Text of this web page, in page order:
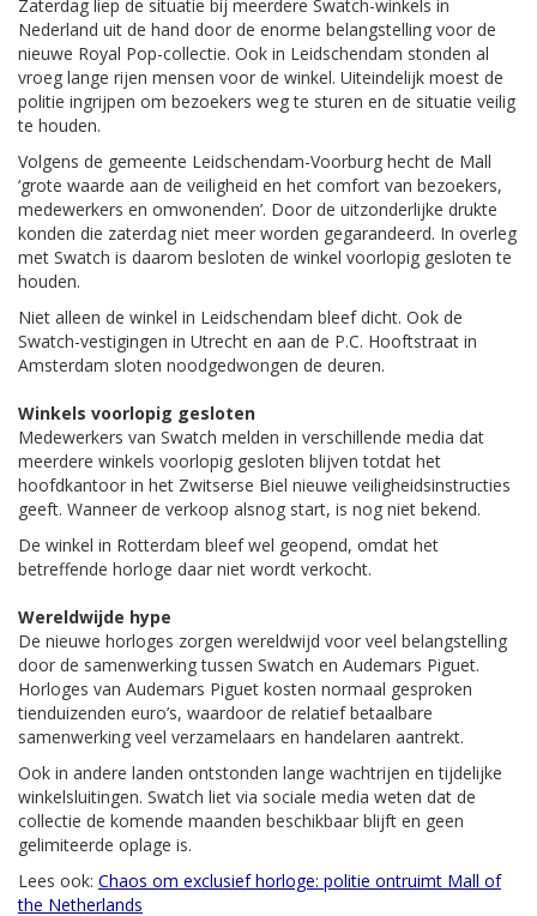
Zaterdag liep de situatie bij meerdere Swatch-winkels in
Nederland uit de hand door de enorme belangstelling voor de
nieuwe Royal Pop-collectie. Ook in Leidschendam stonden al
vroeg lange rijen mensen voor de winkel. Uiteindelijk moest de
politie ingrijpen om bezoekers weg te sturen en de situatie veilig
te houden.
Volgens de gemeente Leidschendam-Voorburg hecht de Mall
‘grote waarde aan de veiligheid en het comfort van bezoekers,
medewerkers en omwonenden’. Door de uitzonderlijke drukte
konden die zaterdag niet meer worden gegarandeerd. In overleg
met Swatch is daarom besloten de winkel voorlopig gesloten te
houden.
Niet alleen de winkel in Leidschendam bleef dicht. Ook de
Swatch-vestigingen in Utrecht en aan de P.C. Hooftstraat in
Amsterdam sloten noodgedwongen de deuren.
Winkels voorlopig gesloten
Medewerkers van Swatch melden in verschillende media dat
meerdere winkels voorlopig gesloten blijven totdat het
hoofdkantoor in het Zwitserse Biel nieuwe veiligheidsinstructies
geeft. Wanneer de verkoop alsnog start, is nog niet bekend.
De winkel in Rotterdam bleef wel geopend, omdat het
betreffende horloge daar niet wordt verkocht.
Wereldwijde hype
De nieuwe horloges zorgen wereldwijd voor veel belangstelling
door de samenwerking tussen Swatch en Audemars Piguet.
Horloges van Audemars Piguet kosten normaal gesproken
tienduizenden euro’s, waardoor de relatief betaalbare
samenwerking veel verzamelaars en handelaren aantrekt.
Ook in andere landen ontstonden lange wachtrijen en tijdelijke
winkelsluitingen. Swatch liet via sociale media weten dat de
collectie de komende maanden beschikbaar blijft en geen
gelimiteerde oplage is.
Lees ook: Chaos om exclusief horloge: politie ontruimt Mall of
the Netherlands